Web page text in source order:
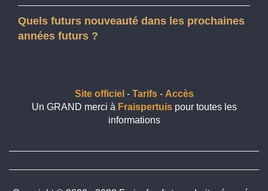
Quels futurs nouveauté dans les prochaines
années futurs ?
Site officiel - Tarifs- Accès
Un GRAND merci à Fraispertuispour toutes les
informations